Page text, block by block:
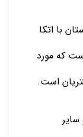
با اتکا
که مورد
است.
سایر